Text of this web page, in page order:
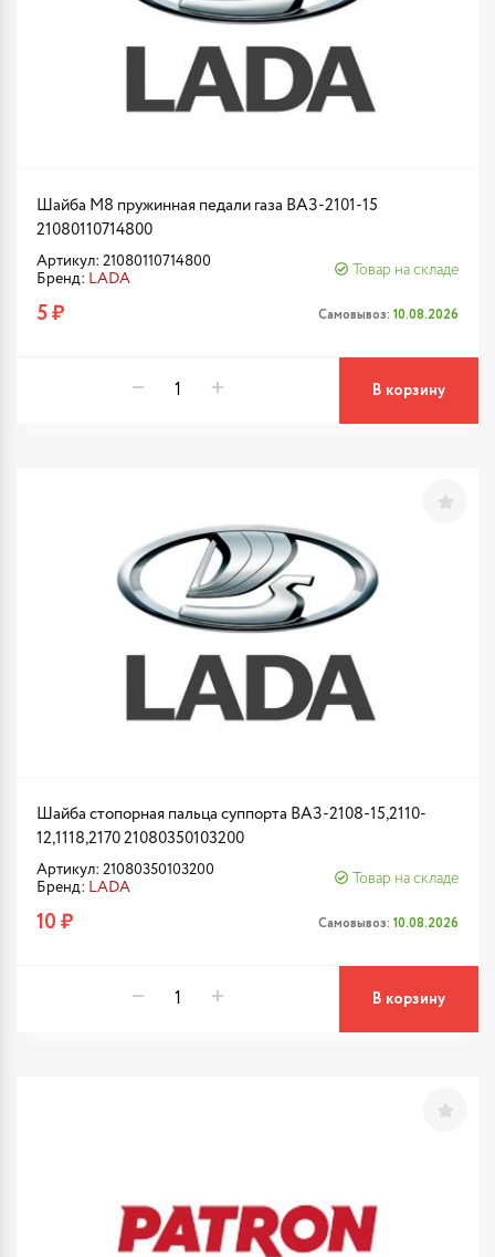
Шайба М8 пружинная педали газа ВАЗ-2101-15
21080110714800
Артикул: 21080110714800
Бренд: LADA
Товар на складе
5 ₽ Самовывоз: 10.08.2026
В корзину
Шайба стопорная пальца суппорта ВАЗ-2108-15,2110-
12,1118,2170 21080350103200
Артикул: 21080350103200
Бренд: LADA
Товар на складе
10 ₽ Самовывоз: 10.08.2026
В корзину